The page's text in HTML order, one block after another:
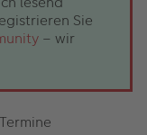
Sie
– wir
Termine